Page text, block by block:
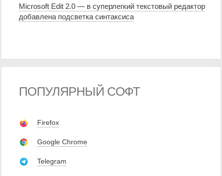
Microsoft Edit 2.0 — в суперлегкий текстовый редактор
добавлена подсветка синтаксиса
ПОПУЛЯРНЫЙ СОФТ
Firefox
Google Chrome
Telegram